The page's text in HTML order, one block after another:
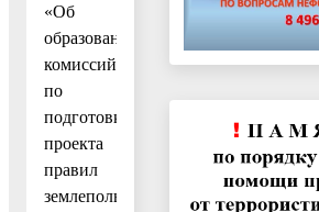
«Об
образовании
комиссий
по
подготовке
проекта
правил
землепользования